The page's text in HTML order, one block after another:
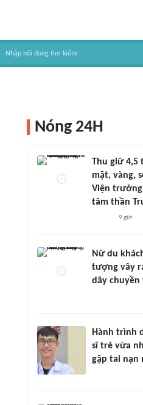
Nóng 24H
Thu giữ 4,5
mặt, vàng,
Viện trưởng
tâm thần
9 giờ
Nữ du
tượng vây
dây chuyền
Hành trình
sĩ trẻ vừa
gặp tai nạn